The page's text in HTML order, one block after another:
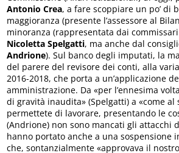
Antonio Crea, a fare scoppiare un po’ di
maggioranza (presente l’assessore al
minoranza (rappresentata dai
Nicoletta Spelgatti, ma anche dal
Andrione). Sul banco degli imputati, la
del parere del revisore dei conti, alla
2016-2018, che porta a un’applicazione
amministrazione. Da «per l’ennesima
di gravità inaudita» (Spelgatti) a «come al
permettete di lavorare, presentando le
(Andrione) non sono mancati gli attacchi
hanno portato anche a una sospensione
che, sontanzialmente «approvava il